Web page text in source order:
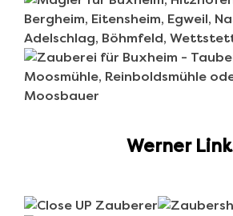
Werner Link